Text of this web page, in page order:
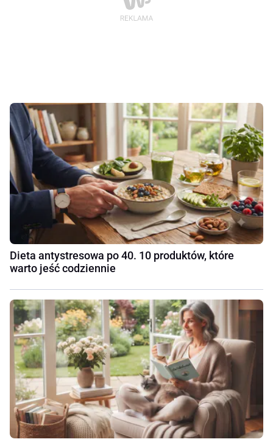
Dieta antystresowa po 40. 10 produktów, które
warto jeść codziennie